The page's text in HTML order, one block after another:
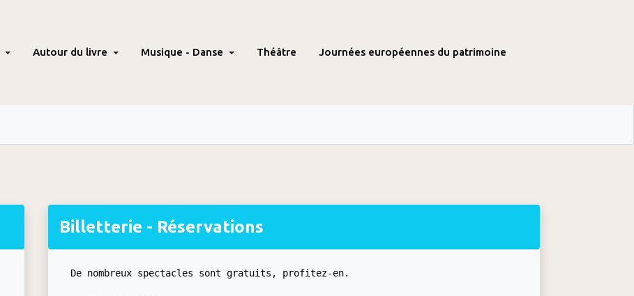
Autour du livre Musique - Danse Théâtre Journées européennes du patrimoine
Billetterie - Réservations
De nombreux spectacles sont gratuits, profitez-en.